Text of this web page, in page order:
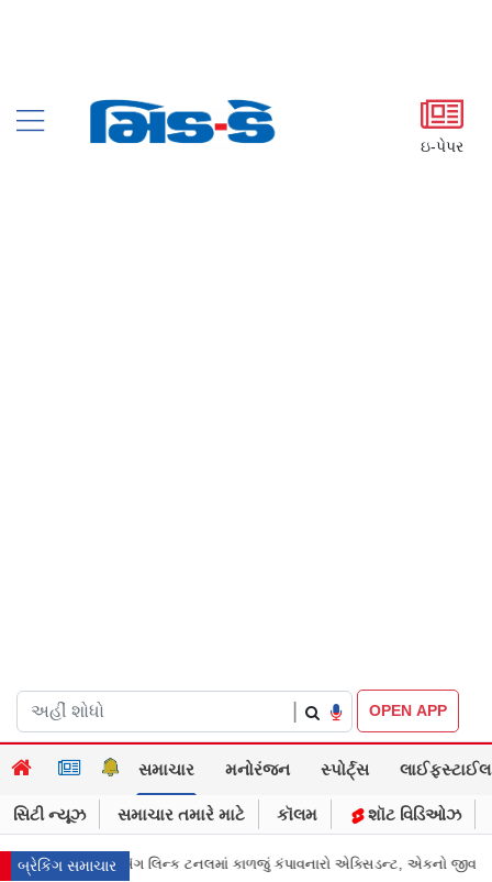
ઇ-પેપર
OPEN APP
સમાચાર મનોરંજન સ્પોર્ટ્સ લાઈફસ્ટાઈલ
સિટી ન્યૂઝ સમાચાર તમારે માટે કૉલમ શૉટ વિડિઓઝ
બ્રેકિંગ સમાચાર
એક્સિડન્ટ, એકનો જીવ ગયો Gujarat News: મોરબીમાં મેજિક! કૂવાનું પાણી